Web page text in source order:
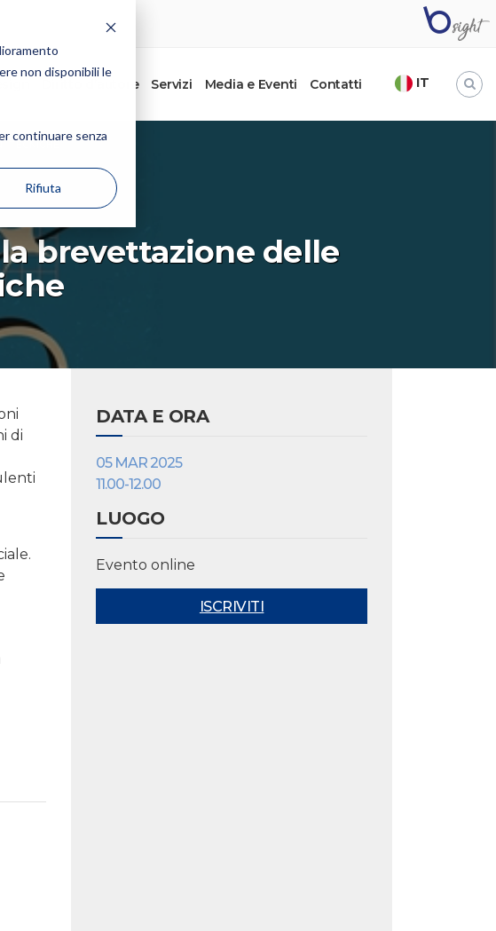
non disponibili le
continuare senza
Rifiuta
Diritto d’autore Servizi Media e Eventi Contatti IT
brevettazione delle
di
DATA E ORA
05 MAR 2025
11.00-12.00
LUOGO
Evento online
ISCRIVITI